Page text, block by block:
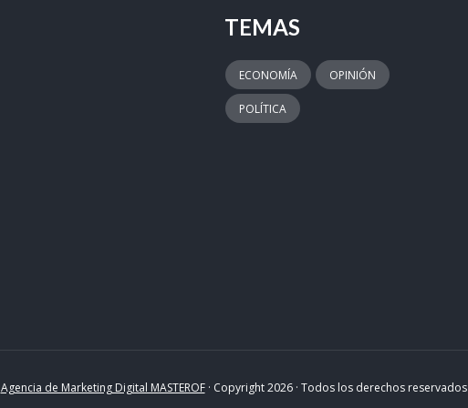
TEMAS
ECONOMÍA OPINIÓN
POLÍTICA
Agencia de Marketing Digital MASTEROF· Copyright 2026 · Todos los derechos reservados